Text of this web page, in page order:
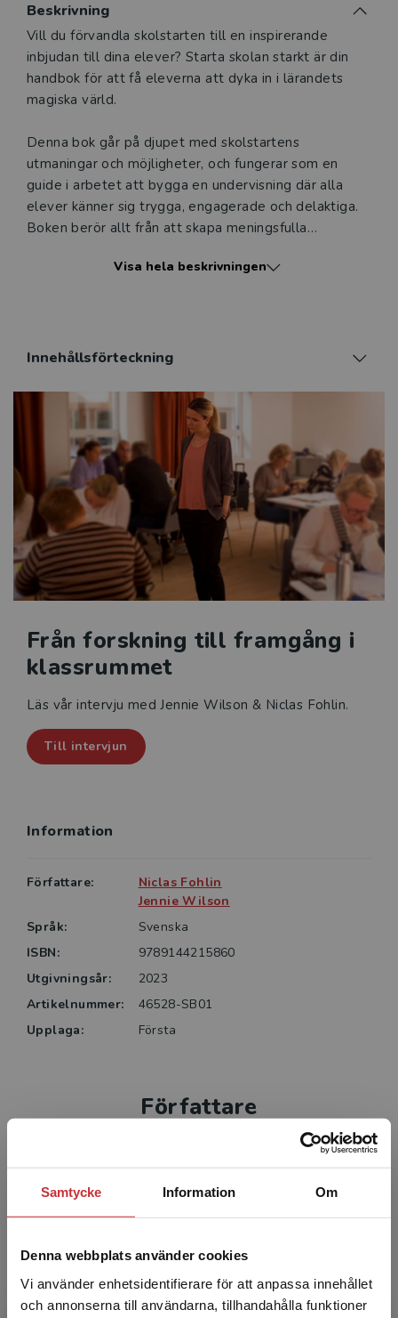
Samtycke Information Om
Denna webbplats använder cookies
Vi använder enhetsidentifierare för att anpassa innehållet
och annonserna till användarna, tillhandahålla funktioner
Beskrivning
Beskrivning
Vill du förvandla skolstarten till en inspirerande
inbjudan till dina elever? Starta skolan starkt är din
handbok för att få eleverna att dyka in i lärandets
magiska värld.
Denna bok går på djupet med skolstartens
utmaningar och möjligheter, och fungerar som en
guide i arbetet att bygga en undervisning där alla
elever känner sig trygga, engagerade och delaktiga.
Boken berör allt från att skapa meningsfulla
utforma rutiner och regler, aktivera elever som
Oavsett om du är ny lärare eller har flera år av
värdefulla insikter och praktiska tips för att göra
skolstarten till en stark och positiv upplevelse för
dina elever. Gör dig redo att förändra hur du ser på
skolstarten och inspirera dina elever till att omfamna
lärandets resa. Starta skolan starkt – för dina elever,
för dig själv och för framtiden.
Visa hela beskrivningen
Innehållsförteckning
Från forskning till framgång i
klassrummet
Läs vår intervju med Jennie Wilson & Niclas Fohlin.
Till intervjun
Information
Författare:
Niclas Fohlin
Jennie Wilson
Språk:
Svenska
ISBN:
9789144215860
Utgivningsår:
2023
Artikelnummer:
46528-SB01
Upplaga:
Första
Författare
Niclas Fohlin
Niclas Fohlin, pedagogisk utvecklingsledare,